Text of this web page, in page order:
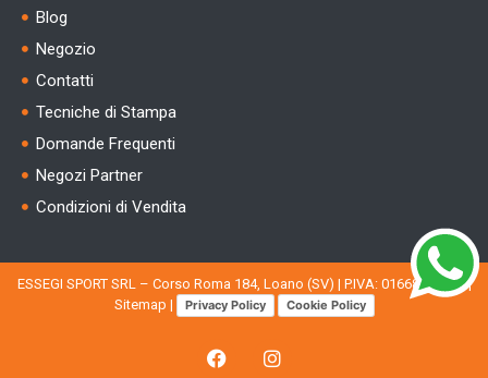
Blog
Negozio
Contatti
Tecniche di Stampa
Domande Frequenti
Negozi Partner
Condizioni di Vendita
ESSEGI SPORT SRL – Corso Roma 184, Loano (SV) | P.IVA: 01668080094 |
Sitemap | Privacy Policy Cookie Policy